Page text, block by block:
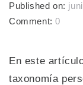
Published on:
Comment:0
En este
taxonomía